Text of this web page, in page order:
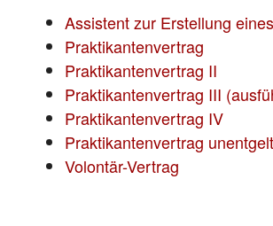
Assistent zur Erstellung
Praktikantenvertrag
Praktikantenvertrag II
Praktikantenvertrag III
Praktikantenvertrag IV
Praktikantenvertrag
Volontär-Vertrag